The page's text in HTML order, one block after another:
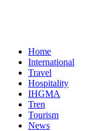
Home
International
Travel
Hospitality
IHGMA
Tren
Tourism
News